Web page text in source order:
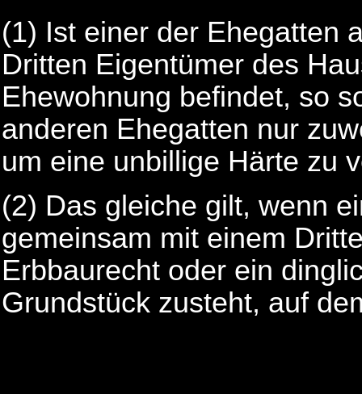
(1) Ist einer der Ehegatten
Dritten Eigentümer des
Ehewohnung befindet, so
anderen Ehegatten nur
um eine unbillige Härte zu
(2) Das gleiche gilt, wenn
gemeinsam mit einem
Erbbaurecht oder ein
Grundstück zusteht, auf